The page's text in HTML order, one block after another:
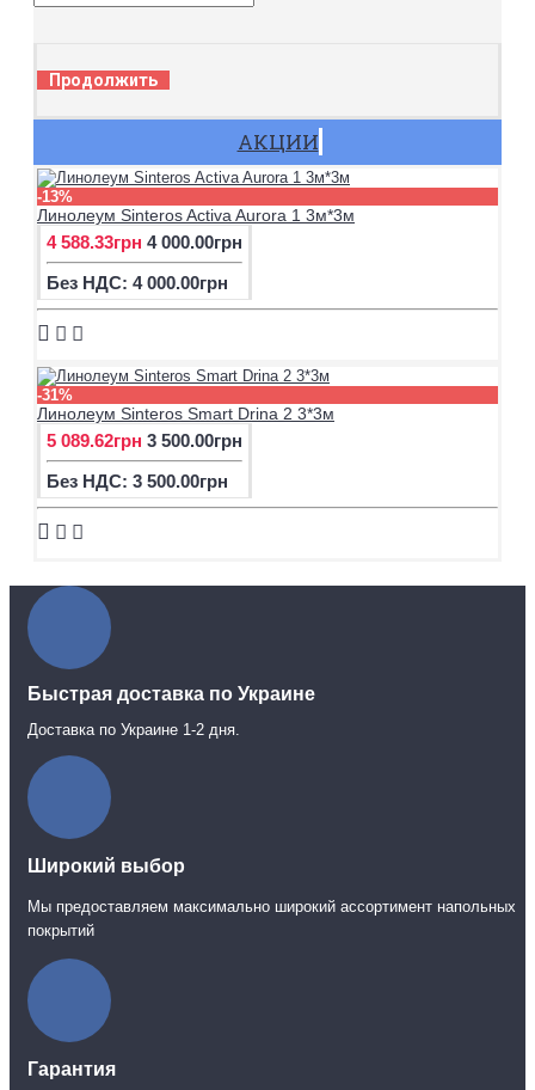
Продолжить
АКЦИИ
-13%
Линолеум Sinteros Activa Aurora 1 3м*3м
4 588.33грн 4 000.00грн
Без НДС: 4 000.00грн
-31%
Линолеум Sinteros Smart Drina 2 3*3м
5 089.62грн 3 500.00грн
Без НДС: 3 500.00грн
Быстрая доставка по Украине
Доставка по Украине 1-2 дня.
Широкий выбор
Мы предоставляем максимально широкий ассортимент напольных
покрытий
Гарантия